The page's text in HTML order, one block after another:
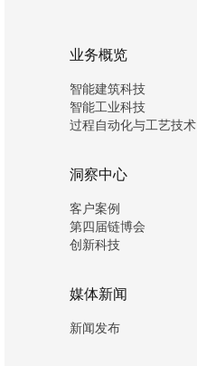
业务概览
智能建筑科技
智能工业科技
过程自动化与工艺技术
洞察中心
客户案例
第四届链博会
创新科技
媒体新闻
新闻发布